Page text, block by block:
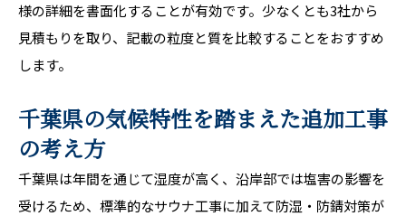
様の詳細を書面化することが有効です。少なくとも3社から
見積もりを取り、記載の粒度と質を比較することをおすすめ
します。
千葉県の気候特性を踏まえた追加工事
の考え方
千葉県は年間を通じて湿度が高く、沿岸部では塩害の影響を
受けるため、標準的なサウナ工事に加えて防湿・防錆対策が